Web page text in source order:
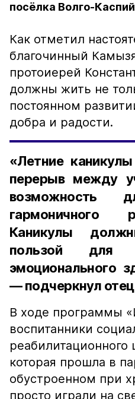
посёлка Волго-
Как отметил
благочинный
протоиерей
должны жить не
постоянном
добра и радости.
«Летние
перерыв между
возможность
гармоничного
Каникулы
пользой для
эмоционального
— подчеркнул
В ходе программы
воспитанники
реабилитационного
которая прошла в
обустроенном при
просто играли на